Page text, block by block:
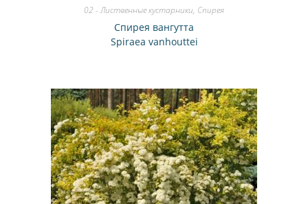
02 - Лиственные кустарники, Спирея
Спирея вангутта
Spiraea vanhouttei